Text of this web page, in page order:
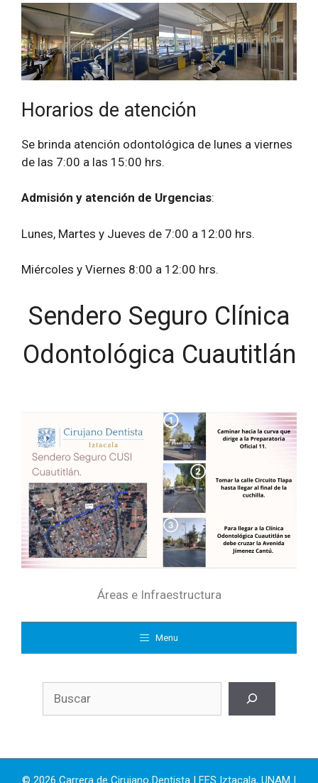
Horarios de atención
Se brinda atención odontológica de lunes a viernes
de las 7:00 a las 15:00 hrs.
Admisión y atención de Urgencias:
Lunes, Martes y Jueves de 7:00 a 12:00 hrs.
Miércoles y Viernes 8:00 a 12:00 hrs.
Sendero Seguro Clínica
Odontológica Cuautitlán
Áreas e Infraestructura
Menu
© 2026 Carrera de Cirujano Dentista | FES Iztacala, UNAM |